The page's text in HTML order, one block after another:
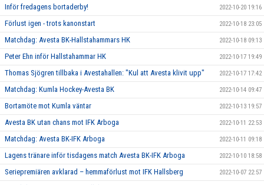
Inför fredagens bortaderby! 2022-10-20 19:16
Förlust igen - trots kanonstart 2022-10-18 23:05
Matchdag: Avesta BK-Hallstahammars HK 2022-10-18 09:13
Peter Ehn inför Hallstahammar HK 2022-10-17 19:49
Thomas Sjögren tillbaka i Avestahallen: "Kul att Avesta klivit upp" 2022-10-17 17:42
Matchdag: Kumla Hockey-Avesta BK 2022-10-14 09:47
Bortamöte mot Kumla väntar 2022-10-13 19:57
Avesta BK utan chans mot IFK Arboga 2022-10-11 22:53
Matchdag: Avesta BK-IFK Arboga 2022-10-11 09:18
Lagens tränare inför tisdagens match Avesta BK-IFK Arboga 2022-10-10 18:58
Seriepremiären avklarad – hemmaförlust mot IFK Hallsberg 2022-10-07 22:57